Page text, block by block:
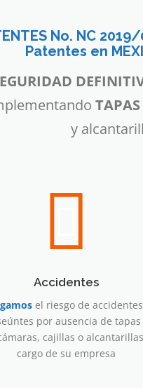
No. NC
Patentes en
y
Accidentes
el riesgo de
por ausencia de tapas
cajillas o
cargo de su empresa